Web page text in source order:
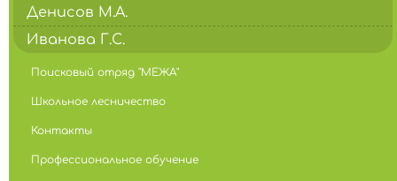
Денисов М.А.
Иванова Г.С.
Поисковый отряд "МЕЖА"
Школьное лесничество
Контакты
Профессиональное обучение